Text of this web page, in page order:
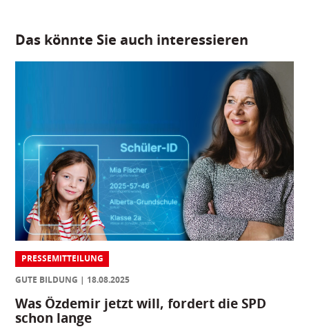
Das könnte Sie auch interessieren
PRESSEMITTEILUNG
GUTE BILDUNG
18.08.2025
Was Özdemir jetzt will, fordert die SPD
schon lange